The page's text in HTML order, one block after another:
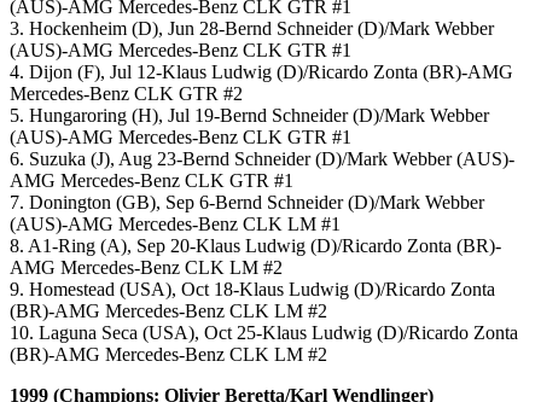
(AUS)-AMG Mercedes-Benz CLK GTR #1
3. Hockenheim (D), Jun 28-Bernd Schneider (D)/Mark Webber
(AUS)-AMG Mercedes-Benz CLK GTR #1
4. Dijon (F), Jul 12-Klaus Ludwig (D)/Ricardo Zonta (BR)-AMG
Mercedes-Benz CLK GTR #2
5. Hungaroring (H), Jul 19-Bernd Schneider (D)/Mark Webber
(AUS)-AMG Mercedes-Benz CLK GTR #1
6. Suzuka (J), Aug 23-Bernd Schneider (D)/Mark Webber (AUS)-
AMG Mercedes-Benz CLK GTR #1
7. Donington (GB), Sep 6-Bernd Schneider (D)/Mark Webber
(AUS)-AMG Mercedes-Benz CLK LM #1
8. A1-Ring (A), Sep 20-Klaus Ludwig (D)/Ricardo Zonta (BR)-
AMG Mercedes-Benz CLK LM #2
9. Homestead (USA), Oct 18-Klaus Ludwig (D)/Ricardo Zonta
(BR)-AMG Mercedes-Benz CLK LM #2
10. Laguna Seca (USA), Oct 25-Klaus Ludwig (D)/Ricardo Zonta
(BR)-AMG Mercedes-Benz CLK LM #2
1999 (Champions: Olivier Beretta/Karl Wendlinger)